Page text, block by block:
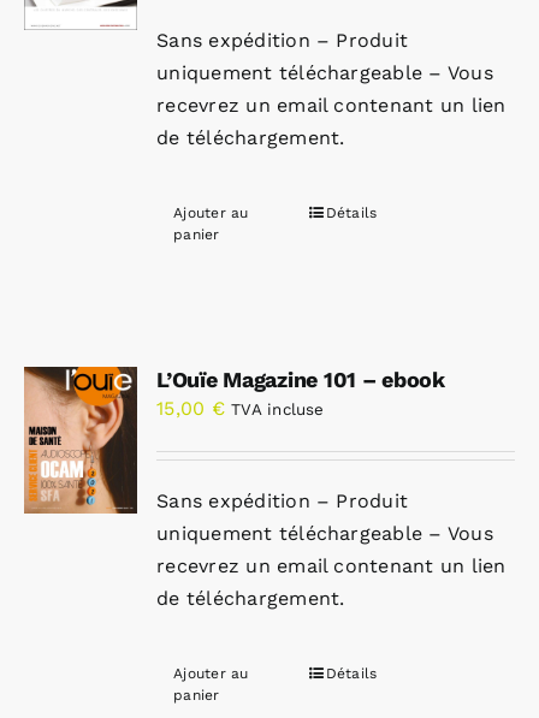
Sans expédition – Produit
uniquement téléchargeable – Vous
recevrez un email contenant un lien
de téléchargement.
Ajouter au
panier
Détails
L’Ouïe Magazine 101 – ebook
15,00 € TVA incluse
Sans expédition – Produit
uniquement téléchargeable – Vous
recevrez un email contenant un lien
de téléchargement.
Ajouter au
panier
Détails